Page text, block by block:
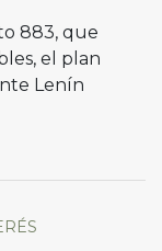
883, que
el plan
Lenín